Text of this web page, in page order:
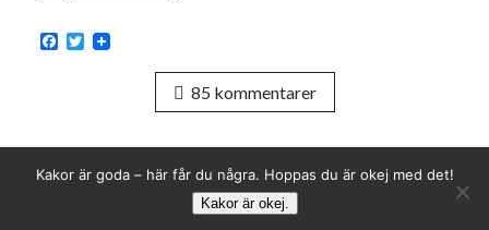
F
o
T
r
85 kommentarer
Kakor är goda – här får du några. Hoppas du är okej med det!
Kakor är okej.